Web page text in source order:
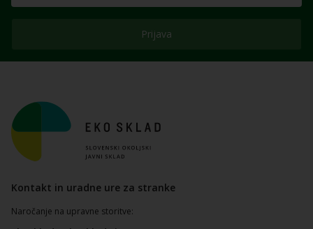
Prijava
Kontakt in uradne ure za stranke
Naročanje na upravne storitve: